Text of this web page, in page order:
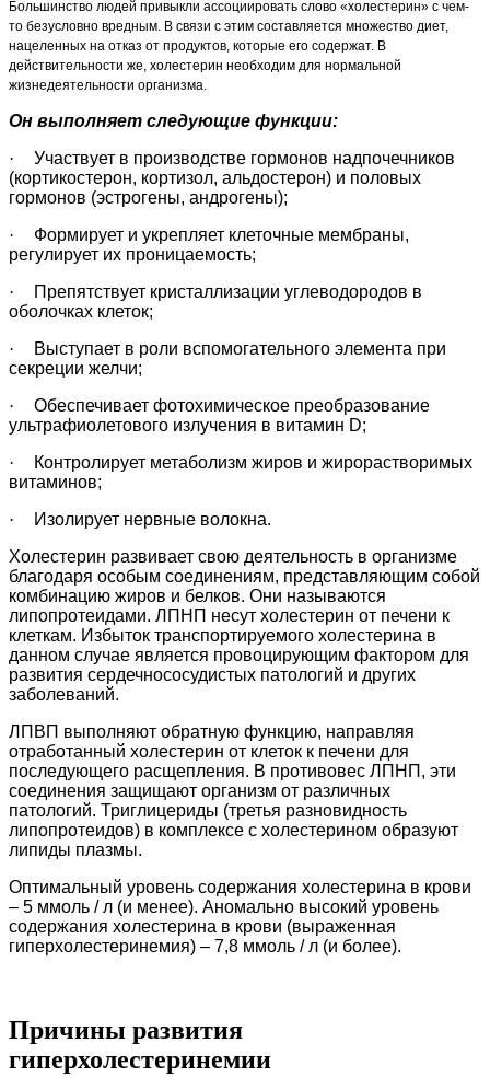
Большинство людей привыкли ассоциировать слово «холестерин» с чем-
то безусловно вредным. В связи с этим составляется множество диет,
нацеленных на отказ от продуктов, которые его содержат. В
действительности же, холестерин необходим для нормальной
жизнедеятельности организма.
Он выполняет следующие функции:
·
Участвует в производстве гормонов надпочечников
(кортикостерон, кортизол, альдостерон) и половых
гормонов (эстрогены, андрогены);
·
Формирует и укрепляет клеточные мембраны,
регулирует их проницаемость;
·
Препятствует кристаллизации углеводородов в
оболочках клеток;
·
Выступает в роли вспомогательного элемента при
секреции желчи;
·
Обеспечивает фотохимическое преобразование
ультрафиолетового излучения в витамин D;
·
Контролирует метаболизм жиров и жирорастворимых
витаминов;
·
Изолирует нервные волокна.
Холестерин развивает свою деятельность в организме
благодаря особым соединениям, представляющим собой
комбинацию жиров и белков. Они называются
липопротеидами. ЛПНП несут холестерин от печени к
клеткам. Избыток транспортируемого холестерина в
данном случае является провоцирующим фактором для
развития сердечнососудистых патологий и других
заболеваний.
ЛПВП выполняют обратную функцию, направляя
отработанный холестерин от клеток к печени для
последующего расщепления. В противовес ЛПНП, эти
соединения защищают организм от различных
патологий. Триглицериды (третья разновидность
липопротеидов) в комплексе с холестерином образуют
липиды плазмы.
Оптимальный уровень содержания холестерина в крови
– 5 ммоль / л (и менее). Аномально высокий уровень
содержания холестерина в крови (выраженная
гиперхолестеринемия) – 7,8 ммоль / л (и более).
Причины развития
гиперхолестеринемии